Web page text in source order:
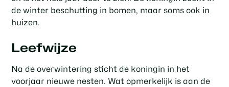
de winter beschutting in bomen, maar soms ook in
huizen.
Leefwijze
Na de overwintering sticht de koningin in het
voorjaar nieuwe nesten. Wat opmerkelijk is aan de